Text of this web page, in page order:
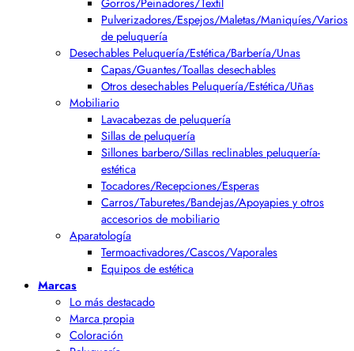
Pulverizadores/Espejos/Maletas/Maniquíes/Varios
de peluquería
Desechables Peluquería/Estética/Barbería/Unas
Capas/Guantes/Toallas desechables
Otros desechables Peluquería/Estética/Uñas
Mobiliario
Lavacabezas de peluquería
Sillas de peluquería
Sillones barbero/Sillas reclinables peluquería-
estética
Tocadores/Recepciones/Esperas
Carros/Taburetes/Bandejas/Apoyapies y otros
accesorios de mobiliario
Aparatología
Termoactivadores/Cascos/Vaporales
Equipos de estética
Marcas
Lo más destacado
Marca propia
Coloración